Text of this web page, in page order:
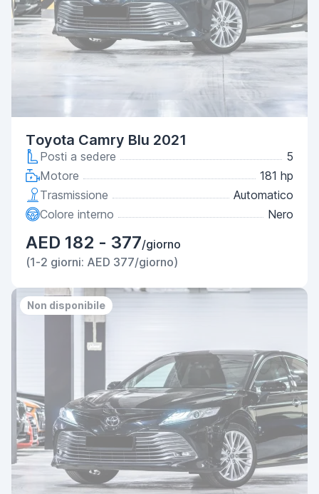
Toyota Camry Blu 2021
Posti a sedere
5
Motore
181 hp
Trasmissione
Automatico
Colore interno
Nero
AED 182 - 377/giorno
(1-2 giorni: AED 377/giorno)
Non disponibile